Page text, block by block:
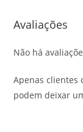
Avaliações
Não há
Apenas clientes
podem deixar